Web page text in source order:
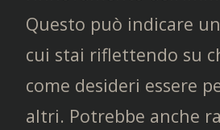
Questo può indicare
cui stai riflettendo su
come desideri essere
altri. Potrebbe anche